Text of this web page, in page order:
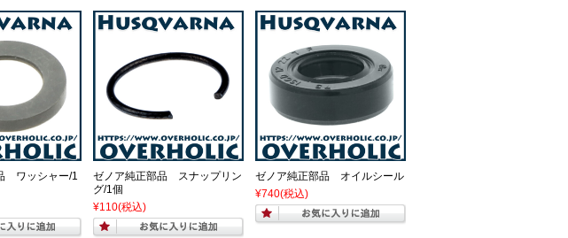
ワッシャー/1
ゼノア純正部品 スナップリン
グ/1個
¥110(税込)
ゼノア純正部品 オイルシール
¥740(税込)